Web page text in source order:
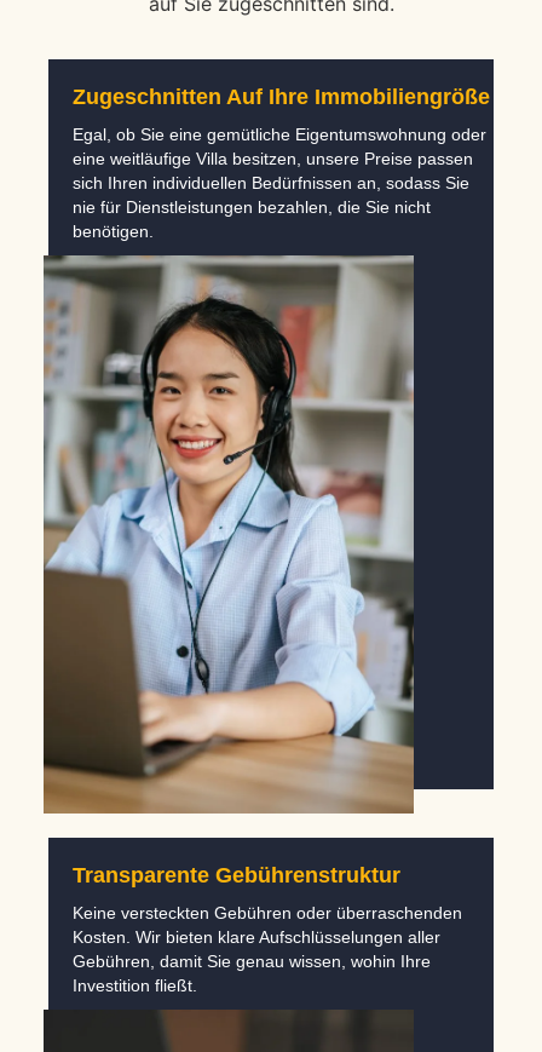
Zugeschnitten Auf Ihre Immobiliengröße
Egal, ob Sie eine gemütliche Eigentumswohnung oder
eine weitläufige Villa besitzen, unsere Preise passen
sich Ihren individuellen Bedürfnissen an, sodass Sie
nie für Dienstleistungen bezahlen, die Sie nicht
benötigen.
Transparente Gebührenstruktur
Keine versteckten Gebühren oder überraschenden
Kosten. Wir bieten klare Aufschlüsselungen aller
Gebühren, damit Sie genau wissen, wohin Ihre
Investition fließt.